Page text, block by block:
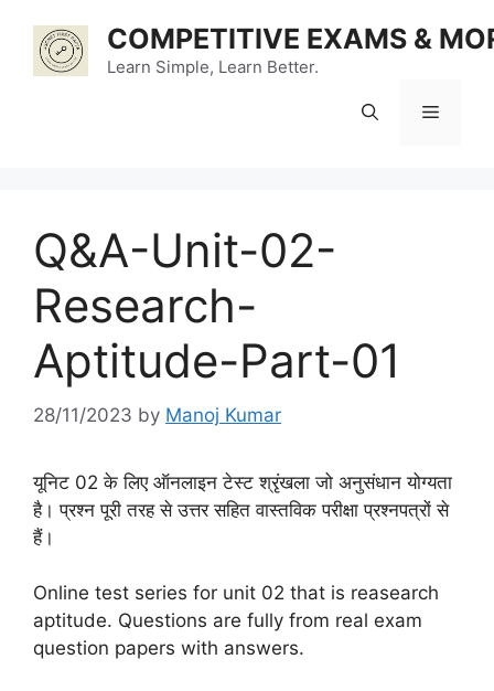
content
COMPETITIVE EXAMS &
Learn Simple, Learn Better.
Menu
Q&A-Unit-02-
Research-
Aptitude-Part-01
28/11/2023 by Manoj Kumar
यूनिट 02 के लिए ऑनलाइन टेस्ट श्रृंखला जो अनुसंधान योग्यता
है। प्रश्न पूरी तरह से उत्तर सहित वास्तविक परीक्षा प्रश्नपत्रों से
हैं।
Online test series for unit 02 that is reasearch
aptitude. Questions are fully from real exam
question papers with answers.